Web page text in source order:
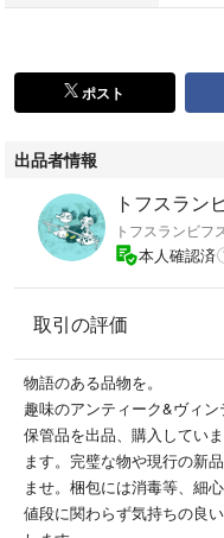
※あくまでも中古品ですので
ヌ プラダ フェラガモ フェ
ーラ ミュウミュウ ジミーチ
ポスト
出品者情報
トフスラン
トフスランビフ
本人確認済
取引の評価
物語のある品物を。
趣味のアンティーク&ヴィ
保管品を出品、購入してい
ます。完璧な物や現行の新
ませ。梱包には消毒等、細
値段に関わらず気持ちの良